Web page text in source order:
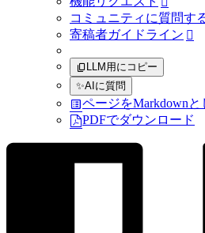
コミュニティに質問す
寄稿者ガイドライン 
LLM用にコピー
✨AIに質問
ページをMarkdownと
PDFでダウンロード